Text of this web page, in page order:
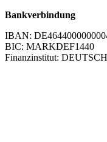
Bankverbindung
IBAN:
BIC: MARKDEF1440
Finanzinstitut: